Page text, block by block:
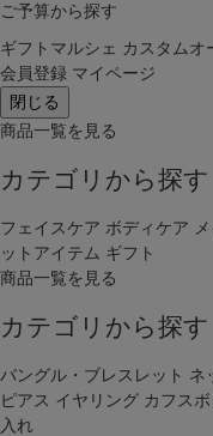
ご予算から探す
ギフトマルシェ カスタムオ
会員登録 マイページ
閉じる
商品一覧を見る
カテゴリから探す
フェイスケア ボディケア
ットアイテム ギフト
商品一覧を見る
カテゴリから探す
バングル・ブレスレット ネ
ピアス イヤリング カフス
入れ